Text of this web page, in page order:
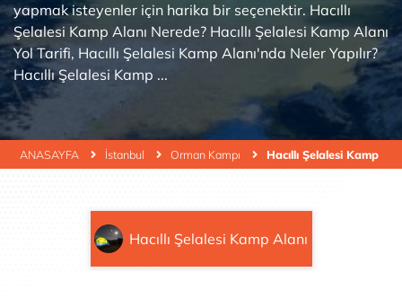
ANASAYFA İstanbul Orman Kampı Hacıllı Şelalesi Kamp
yapmak isteyenler için harika bir seçenektir. Hacıllı
Şelalesi Kamp Alanı Nerede? Hacıllı Şelalesi Kamp Alanı
Yol Tarifi, Hacıllı Şelalesi Kamp Alanı'nda Neler Yapılır?
Hacıllı Şelalesi Kamp ...
Hacıllı Şelalesi Kamp Alanı